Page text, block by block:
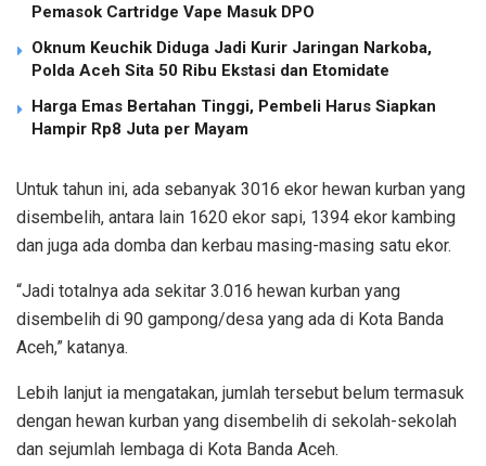
Pemasok Cartridge Vape Masuk DPO
Oknum Keuchik Diduga Jadi Kurir Jaringan Narkoba,
Polda Aceh Sita 50 Ribu Ekstasi dan Etomidate
Harga Emas Bertahan Tinggi, Pembeli Harus Siapkan
Hampir Rp8 Juta per Mayam
Untuk tahun ini, ada sebanyak 3016 ekor hewan kurban yang
disembelih, antara lain 1620 ekor sapi, 1394 ekor kambing
dan juga ada domba dan kerbau masing-masing satu ekor.
“Jadi totalnya ada sekitar 3.016 hewan kurban yang
disembelih di 90 gampong/desa yang ada di Kota Banda
Aceh,” katanya.
Lebih lanjut ia mengatakan, jumlah tersebut belum termasuk
dengan hewan kurban yang disembelih di sekolah-sekolah
dan sejumlah lembaga di Kota Banda Aceh.